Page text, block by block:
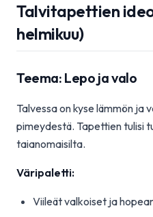
Talvitapettien
helmikuu)
Teema: Lepo ja valo
Talvessa on kyse lämmön ja
pimeydestä. Tapettien tulisi
taianomaisilta.
Väripaletti:
Viileät valkoiset ja